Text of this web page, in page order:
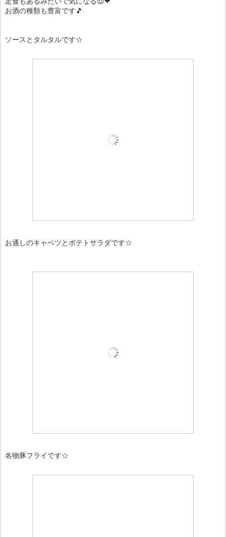
お酒の種類も豊富です🎵
ソースとタルタルです☆
お通しのキャベツとポテトサラダです☆
名物豚フライです☆